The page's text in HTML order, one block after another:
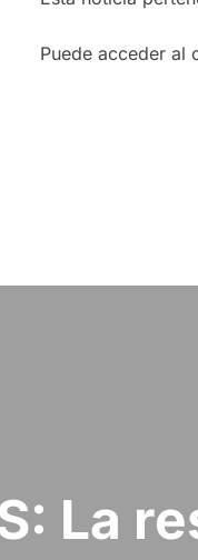
Puede acceder al
La